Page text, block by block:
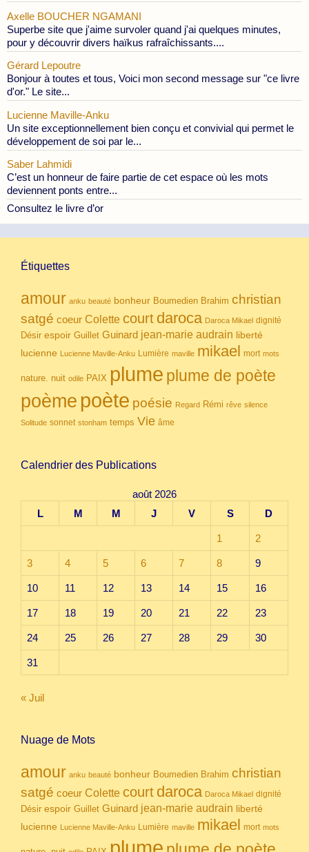
Axelle BOUCHER NGAMANI
Superbe site que j'aime survoler quand j'ai quelques minutes,
pour y découvrir divers haïkus rafraîchissants....
Gérard Lepoutre
Bonjour à toutes et tous, Voici mon second message sur "ce livre
d'or." Le site...
Lucienne Maville-Anku
Un site exceptionnellement bien conçu et convivial qui permet le
développement de soi par le...
Saber Lahmidi
C’est un honneur de faire partie de cet espace où les mots
deviennent ponts entre...
Consultez le livre d’or
Étiquettes
amour anku beauté bonheur Boumedien Brahim christian
satgé coeur Colette court daroca Daroca Mikael dignité
Désir espoir Guillet Guinard jean-marie audrain liberté
lucienne Lucienne Maville-Anku Lumière maville mikael mort mots
nature. nuit odile PAIX plume plume de poète
poème poète poésie Regard Rémi rêve silence
Solitude sonnet stonham temps Vie âme
Calendrier des Publications
août 2026
L
M M J V S D
1 2
3 4 5 6 7 8 9
10 11 12 13 14 15 16
17 18 19 20 21 22 23
24 25 26 27 28 29 30
31
« Juil
Nuage de Mots
amour anku beauté bonheur Boumedien Brahim christian
satgé coeur Colette court daroca Daroca Mikael dignité
Désir espoir Guillet Guinard jean-marie audrain liberté
lucienne Lucienne Maville-Anku Lumière maville mikael mort mots
plume